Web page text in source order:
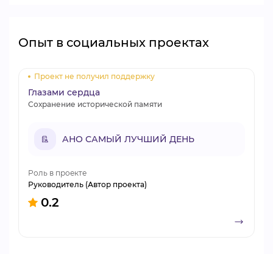
Опыт в социальных проектах
Проект не получил поддержку
Глазами сердца
Сохранение исторической памяти
АНО САМЫЙ ЛУЧШИЙ ДЕНЬ
Роль в проекте
Руководитель (Автор проекта)
0.2